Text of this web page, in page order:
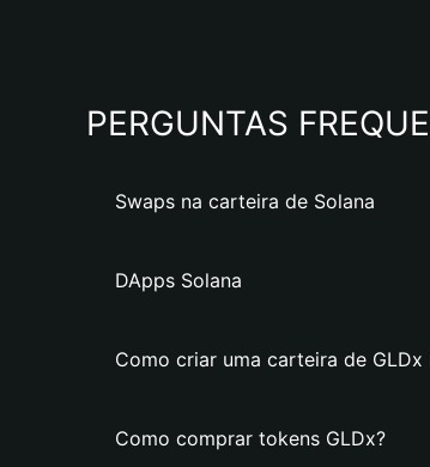
PERGUNTAS
Swaps na carteira de Solana
DApps Solana
Como criar uma carteira de GLDx
Como comprar tokens GLDx?